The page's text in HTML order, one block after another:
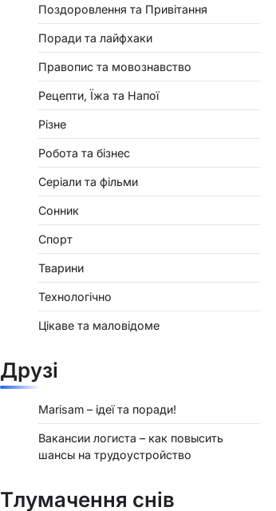
Поздоровлення та Привітання
Поради та лайфхаки
Правопис та мовознавство
Рецепти, Їжа та Напої
Різне
Робота та бізнес
Серіали та фільми
Сонник
Спорт
Тварини
Технологічно
Цікаве та маловідоме
Друзі
Marisam – ідеї та поради!
Вакансии логиста – как повысить
шансы на трудоустройство
Тлумачення снів